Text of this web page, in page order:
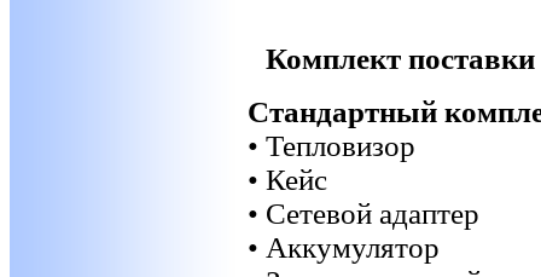
Комплект
Стандартный
• Тепловизор
• Кейс
• Сетевой адаптер
• Аккумулятор